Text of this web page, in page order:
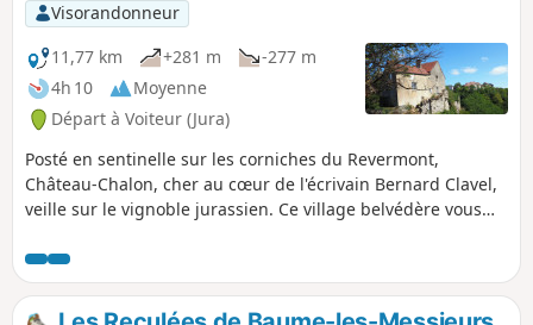
Visorandonneur
11,77 km
+281 m
-277 m
4h 10
Moyenne
Départ à Voiteur (Jura)
Posté en sentinelle sur les corniches du Revermont,
Château-Chalon, cher au cœur de l'écrivain Bernard Clavel,
veille sur le vignoble jurassien. Ce village belvédère vous
reculées voisines et vous apprécierez de vous promener au
long des vieilles demeures. Retour par une voie romaine et
le point de vue de la Tuquière et ses cabordes.